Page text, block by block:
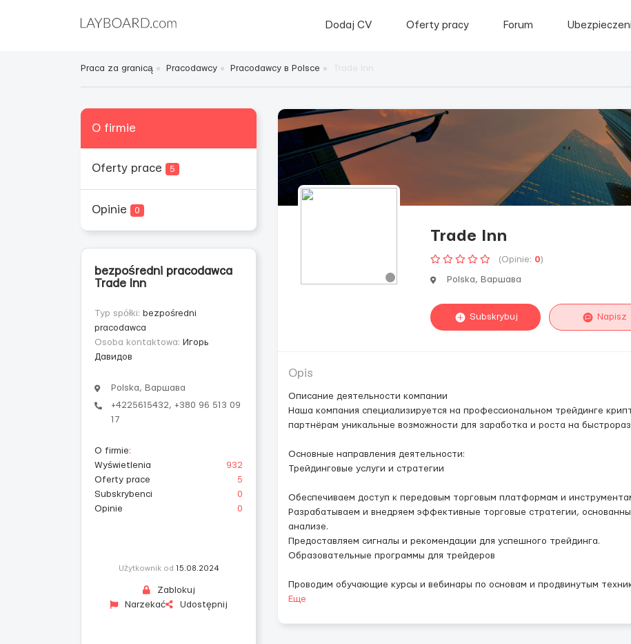
Dodaj CV Oferty pracy Forum
Praca za granicą Pracodawcy Pracodawcy в Polsce
O firmie
Oferty prace 5
Opinie 0
bezpośredni pracodawca
Trade Inn
Typ spółki: bezpośredni
pracodawca
Osoba kontaktowa: Игорь
Давидов
Polska, Варшава
+4225615432, +380 96 513 09
17
O firmie:
Wyświetlenia
932
Oferty prace
5
Subskrybenci
0
Opinie
0
Użytkownik od 15.08.2024
Zablokuj
Narzekać
Udostępnij
Trade Inn
(Opinie: 0)
Polska, Варшава
Subskrybuj Napisz
Opis
Описание деятельности компании
Наша компания специализируется на профессиональном трейдинге
партнёрам уникальные возможности для заработка и роста на
Основные направления деятельности:
Трейдинговые услуги и стратегии
Обеспечиваем доступ к передовым торговым платформам и
Разрабатываем и внедряем эффективные торговые стратегии,
анализе.
Предоставляем сигналы и рекомендации для успешного трейдинга.
Образовательные программы для трейдеров
Проводим обучающие курсы и вебинары по основам и продвинутым
Еще